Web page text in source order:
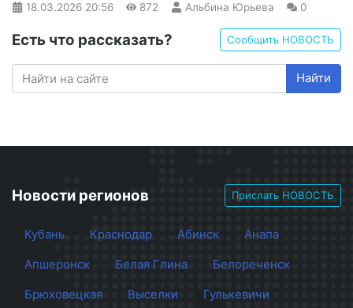
18.03.2026 20:56 872 Альбина Юрьева 0
Есть что рассказать? Сообщить НОВОСТЬ
Найти
Новости регионов Прислать НОВОСТЬ
Кубань Краснодар Абинск
Анапа
Апшеронск
Белая Глина
Белореченск
Брюховецкая
Выселки
Гулькевичи